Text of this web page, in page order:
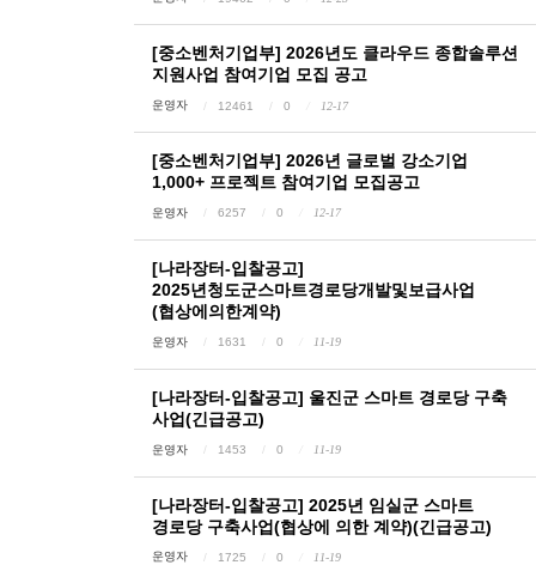
[중소벤처기업부] 2026년도 클라우드 종합솔루션
지원사업 참여기업 모집 공고
운영자 12461 0 12-17
[중소벤처기업부] 2026년 글로벌 강소기업
1,000+ 프로젝트 참여기업 모집공고
운영자 6257 0 12-17
[나라장터-입찰공고]
2025년청도군스마트경로당개발및보급사업
(협상에의한계약)
운영자 1631 0 11-19
[나라장터-입찰공고] 울진군 스마트 경로당 구축
사업(긴급공고)
운영자 1453 0 11-19
[나라장터-입찰공고] 2025년 임실군 스마트
경로당 구축사업(협상에 의한 계약)(긴급공고)
운영자 1725 0 11-19